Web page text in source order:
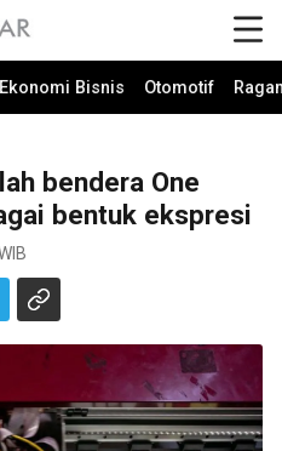
Ekonomi Bisnis Otomotif
bendera One
bentuk ekspresi